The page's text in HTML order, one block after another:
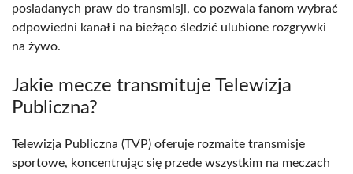
posiadanych praw do transmisji, co pozwala fanom wybrać
odpowiedni kanał i na bieżąco śledzić ulubione rozgrywki
na żywo.
Jakie mecze transmituje Telewizja
Publiczna?
Telewizja Publiczna (TVP) oferuje rozmaite transmisje
sportowe, koncentrując się przede wszystkim na meczach